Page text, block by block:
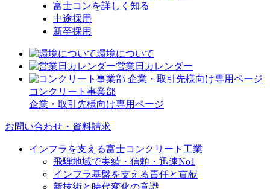
富士コンを詳しく知る
中途採用
新卒採用
環境について
営業日カレンダー
コンクリート事業部
企業・取引先様向け専用ページ
お問い合わせ・資料請求
インフラを支える富士コンクリート工業
飛騨地域で実績・信頼・迅速No1
インフラ基盤を支える責任と貢献